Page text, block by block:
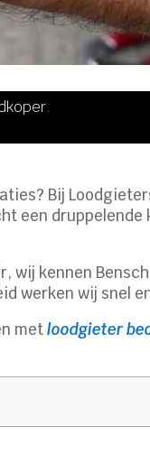
Bij
een
wij kennen
werken wij snel
metloodgieter